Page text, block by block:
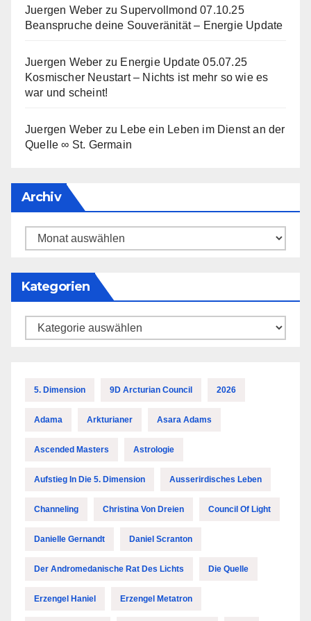
Juergen Weber zu Supervollmond 07.10.25
Beanspruche deine Souveränität – Energie Update
Juergen Weber zu Energie Update 05.07.25
Kosmischer Neustart – Nichts ist mehr so wie es
war und scheint!
Juergen Weber zu Lebe ein Leben im Dienst an der
Quelle ∞ St. Germain
Archiv
Archiv
Kategorien
Kategorien
5. Dimension 9D Arcturian Council 2026
Adama Arkturianer Asara Adams
Ascended Masters Astrologie
Aufstieg In Die 5. Dimension Ausserirdisches Leben
Channeling Christina Von Dreien Council Of Light
Danielle Gernandt Daniel Scranton
Der Andromedanische Rat Des Lichts Die Quelle
Erzengel Haniel Erzengel Metatron